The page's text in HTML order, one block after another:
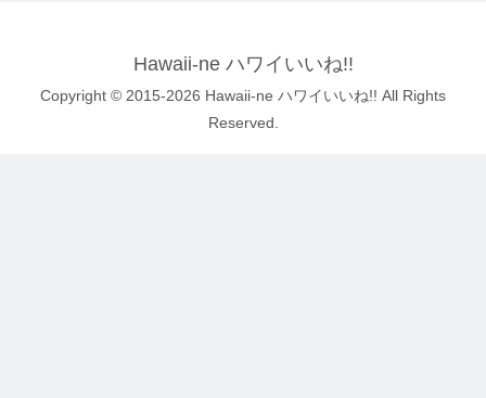
Hawaii-ne ハワイいいね!!
Copyright © 2015-2026 Hawaii-ne ハワイいいね!! All Rights
Reserved.